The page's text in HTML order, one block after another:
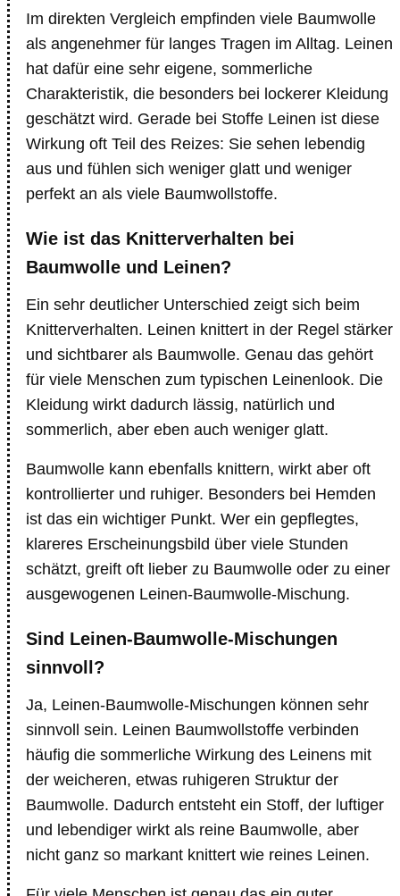
Im direkten Vergleich empfinden viele Baumwolle
als angenehmer für langes Tragen im Alltag. Leinen
hat dafür eine sehr eigene, sommerliche
Charakteristik, die besonders bei lockerer Kleidung
geschätzt wird. Gerade bei Stoffe Leinen ist diese
Wirkung oft Teil des Reizes: Sie sehen lebendig
aus und fühlen sich weniger glatt und weniger
perfekt an als viele Baumwollstoffe.
Wie ist das Knitterverhalten bei
Baumwolle und Leinen?
Ein sehr deutlicher Unterschied zeigt sich beim
Knitterverhalten. Leinen knittert in der Regel stärker
und sichtbarer als Baumwolle. Genau das gehört
für viele Menschen zum typischen Leinenlook. Die
Kleidung wirkt dadurch lässig, natürlich und
sommerlich, aber eben auch weniger glatt.
Baumwolle kann ebenfalls knittern, wirkt aber oft
kontrollierter und ruhiger. Besonders bei Hemden
ist das ein wichtiger Punkt. Wer ein gepflegtes,
klareres Erscheinungsbild über viele Stunden
schätzt, greift oft lieber zu Baumwolle oder zu einer
ausgewogenen Leinen-Baumwolle-Mischung.
Sind Leinen-Baumwolle-Mischungen
sinnvoll?
Ja, Leinen-Baumwolle-Mischungen können sehr
sinnvoll sein. Leinen Baumwollstoffe verbinden
häufig die sommerliche Wirkung des Leinens mit
der weicheren, etwas ruhigeren Struktur der
Baumwolle. Dadurch entsteht ein Stoff, der luftiger
und lebendiger wirkt als reine Baumwolle, aber
nicht ganz so markant knittert wie reines Leinen.